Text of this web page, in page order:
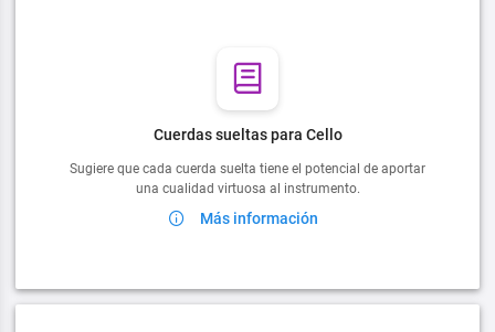
Cuerdas sueltas para Cello
Sugiere que cada cuerda suelta tiene el potencial de aportar
una cualidad virtuosa al instrumento.
Más información